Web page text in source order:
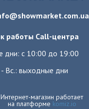
работы Call-центра
дни: с 10:00 до 19:00
- Вс.: выходные дни
Интернет-магазин работает
на платформе komiz.io